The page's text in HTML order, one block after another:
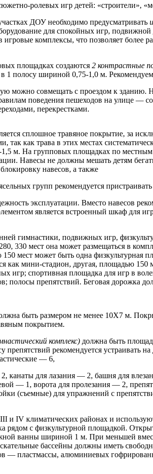
ролевых игр детей: «строители»,
ДОУ необходимо предусматривать
для спокойных игр,
комплексы, что позволяет более
площадках создаются 2 контрастные
1 полосу шириной 0,75-1,0 м.
можно совмещать с проездом к
поведения пешеходов на улице —
перекрестками.
сплошное травяное покрытие, за
как трава в этих местах
м. На групповых площадках по местным
Навесы не должны мешать детям
навесов, а также
групп рекомендуется
эксплуатации. Вместо навесов
является встроенный шкаф для
гимнастики, подвижных игр,
мест она может размещаться в
мест может быть одна
мини-стадион, другая, площадью
игр; спортивная площадка для игр в
полосы препятствий. Беговая дорожка
быть размером не менее 10X7 м.
покрытием.
комплекс) должна быть
рекомендуется устраивать
— 6,
канаты для лазания — 2, башня для
— 1, ворота для пролезания — 2,
(съемные) для упражнений с
и IV климатических районах и
рядом с физкультурной площадкой.
ванны шириной 1 м. При меньшей
бассейны должны иметь
— пластмассы, алюминиевых